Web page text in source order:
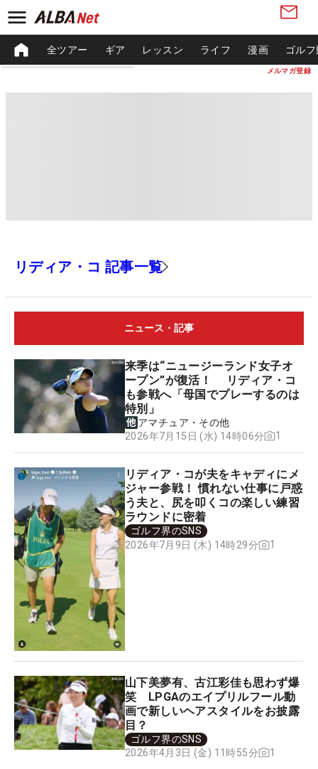
メルマガ登録
全ツアー ギア レッスン ライフ 漫画 ゴル
リディア・コ 記事一覧
ニュース・記事
来季は“ニュージーランド女子オ
ープン”が復活！ リディア・コ
も参戦へ「母国でプレーするのは
特別」
アマチュア・その他
2026年7月15日 (水) 14時06分
1
リディア・コが夫をキャディにメ
ジャー参戦！ 慣れない仕事に戸惑
う夫と、尻を叩くコの楽しい練習
ラウンドに密着
ゴルフ界のSNS
2026年7月9日 (木) 14時29分
1
山下美夢有、古江彩佳も思わず爆
笑 LPGAのエイプリルフール動
画で新しいヘアスタイルをお披露
目？
ゴルフ界のSNS
2026年4月3日 (金) 11時55分
1